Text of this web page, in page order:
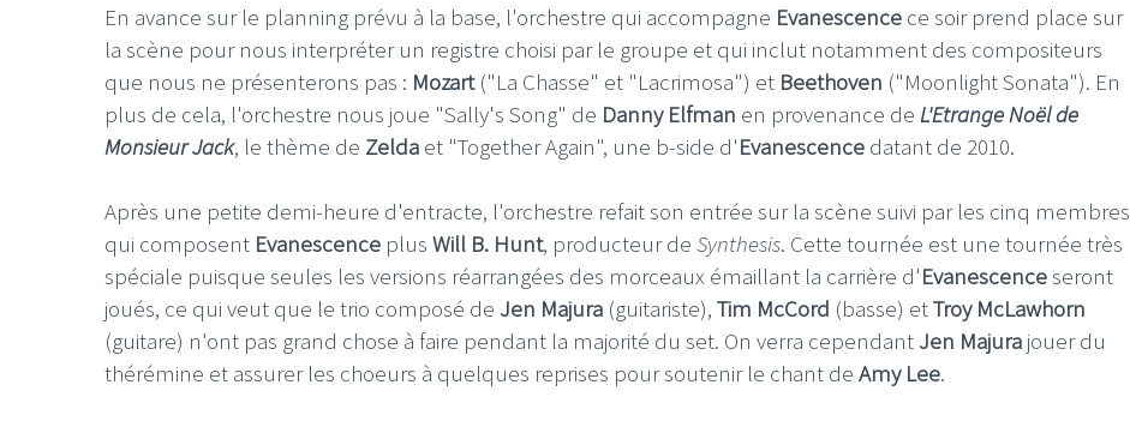
En avance sur le planning prévu à la base, l'orchestre qui accompagne Evanescence ce soir prend place sur
la scène pour nous interpréter un registre choisi par le groupe et qui inclut notamment des compositeurs
que nous ne présenterons pas : Mozart ("La Chasse" et "Lacrimosa") et Beethoven ("Moonlight Sonata"). En
plus de cela, l'orchestre nous joue "Sally's Song" de Danny Elfman en provenance de L'Etrange Noël de
Monsieur Jack, le thème de Zelda et "Together Again", une b-side d'Evanescence datant de 2010.
Après une petite demi-heure d'entracte, l'orchestre refait son entrée sur la scène suivi par les cinq membres
qui composent Evanescence plus Will B. Hunt, producteur de Synthesis. Cette tournée est une tournée très
spéciale puisque seules les versions réarrangées des morceaux émaillant la carrière d'Evanescenceseront
joués, ce qui veut que le trio composé de Jen Majura (guitariste), Tim McCord (basse) etTroy McLawhorn
(guitare) n'ont pas grand chose à faire pendant la majorité du set. On verra cependantJen Majura jouer du
thérémine et assurer les choeurs à quelques reprises pour soutenir le chant de Amy Lee.